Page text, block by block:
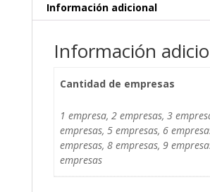
Información adicional
Información
Cantidad de empresas
1 empresa, 2 empresas, 3
empresas, 5 empresas, 6
empresas, 8 empresas, 9
empresas